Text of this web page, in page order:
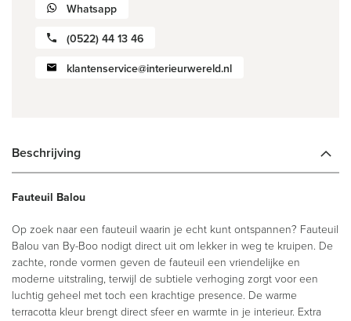
Whatsapp
(0522) 44 13 46
klantenservice@interieurwereld.nl
Beschrijving
Fauteuil Balou
Op zoek naar een fauteuil waarin je echt kunt ontspannen? Fauteuil
Balou van By-Boo nodigt direct uit om lekker in weg te kruipen. De
zachte, ronde vormen geven de fauteuil een vriendelijke en
moderne uitstraling, terwijl de subtiele verhoging zorgt voor een
luchtig geheel met toch een krachtige presence. De warme
terracotta kleur brengt direct sfeer en warmte in je interieur. Extra